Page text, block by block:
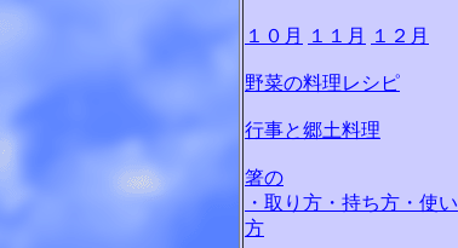
１０月 １１月 １２月
野菜の料理レシピ
行事と郷土料理
箸の
・取り方・持ち方・使い
方